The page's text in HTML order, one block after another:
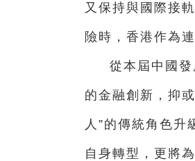
又保持與國際接
險時，香港作為
從本屆中國
的金融創新，抑
人”的傳統角色升
自身轉型，更將